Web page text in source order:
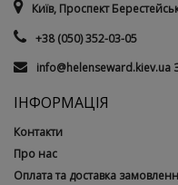
Київ, Проспект
+38 (050) 352-03-05
info@helenseward.kiev.ua
ІНФОРМАЦІЯ
Контакти
Про нас
Оплата та доставка